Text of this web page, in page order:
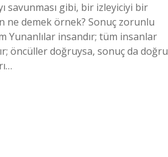
savunması gibi, bir izleyiciyi bir
ne demek örnek? Sonuç zorunlu
Yunanlılar insandır; tüm insanlar
öncüller doğruysa, sonuç da doğru